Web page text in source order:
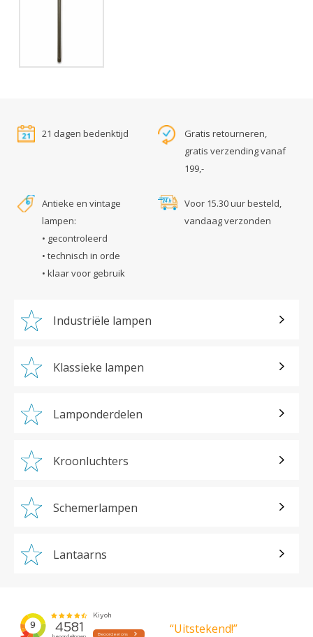
21 dagen bedenktijd
Gratis retourneren,
gratis verzending vanaf
199,-
Antieke en vintage
lampen:
• gecontroleerd
• technisch in orde
• klaar voor gebruik
Voor 15.30 uur besteld,
vandaag verzonden
Industriële lampen
Klassieke lampen
Lamponderdelen
Kroonluchters
Schemerlampen
Lantaarns
“Uitstekend!”